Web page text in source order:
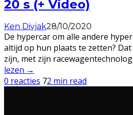
20 s (+ Video)
Ken Divjak28/10/2020
De hypercar om alle andere
altijd op hun plaats te zetten?
zijn, met zijn
lezen →
0 reacties 72 min read